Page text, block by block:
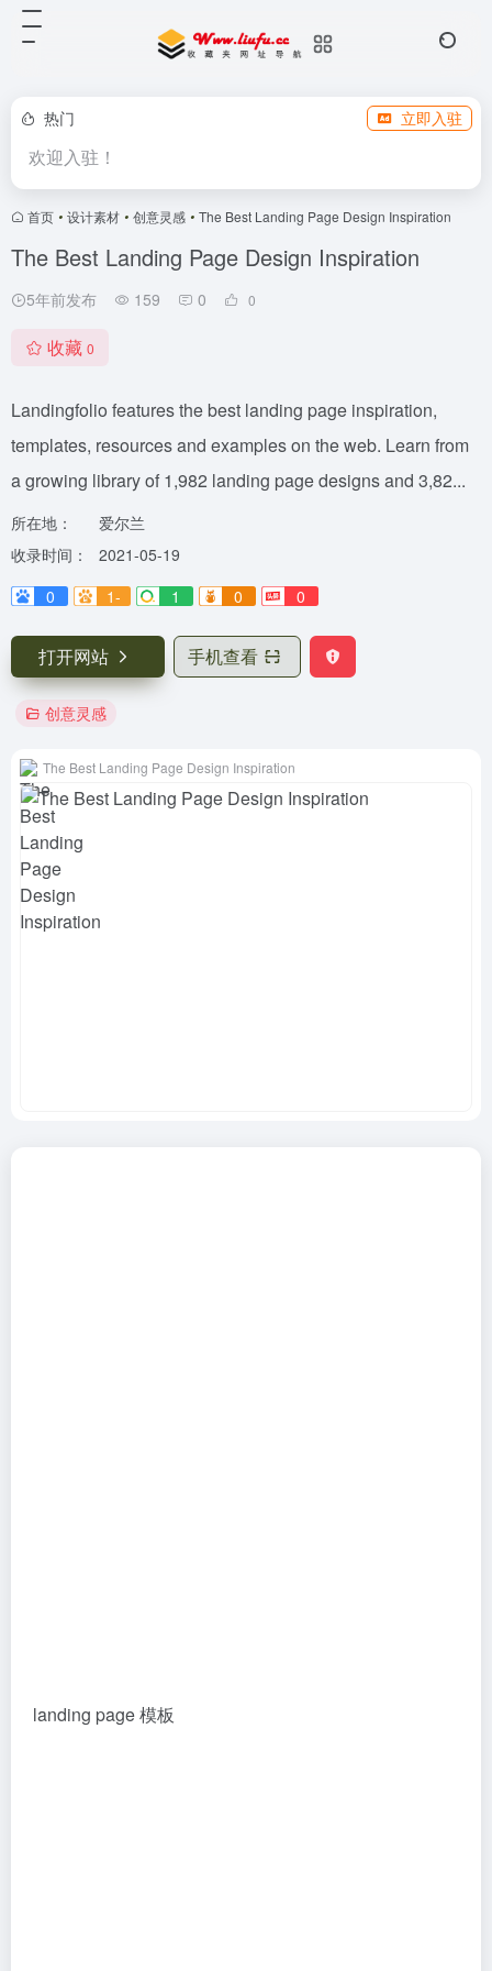
热门 立即入驻
欢迎入驻！
首页 • 设计素材 • 创意灵感 • The Best Landing Page Design Inspiration
The Best Landing Page Design Inspiration
5年前发布 159 0 0
收藏 0
Landingfolio features the best landing page inspiration,
templates, resources and examples on the web. Learn from
a growing library of 1,982 landing page designs and 3,82...
所在地：
爱尔兰
收录时间：
2021-05-19
0
1- 1 0 0
打开网站 手机查看
创意灵感
The Best Landing Page Design Inspiration
landing page 模板